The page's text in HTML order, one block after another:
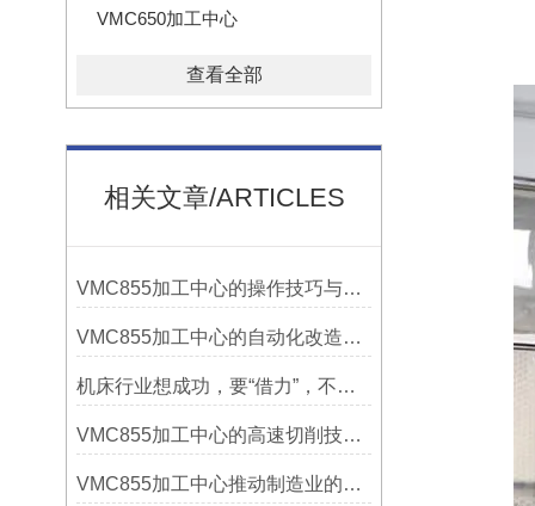
VMC650加工中心
查看全部
相关文章/ARTICLES
VMC855加工中心的操作技巧与维护指南
VMC855加工中心的自动化改造与智能化应用说明
机床行业想成功，要“借力”，不要“尽力”！
VMC855加工中心的高速切削技术介绍
VMC855加工中心推动制造业的发展